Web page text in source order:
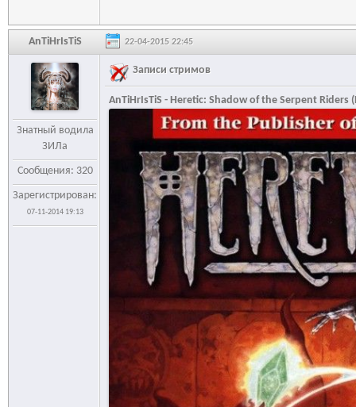
AnTiHrIsTiS 22-04-2015 22:45
Знатный водила
ЗИЛа
Сообщения: 320
Зарегистрирован:
07-11-2014 19:13
Записи стримов
AnTiHrIsTiS - Heretic: Shadow of the Serpent Riders